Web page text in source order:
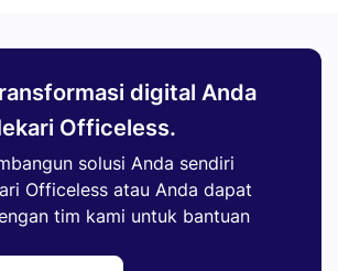
digital Anda
Officeless.
solusi Anda sendiri
Officeless atau Anda dapat
tim kami untuk bantuan